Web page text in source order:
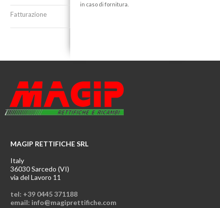
Fatturazione
in caso di fornitura.
MAGIP RETTIFICHE SRL
Italy
36030 Sarcedo (VI)
via del Lavoro 11
tel: +39 0445 371188
email: info@magiprettifiche.com